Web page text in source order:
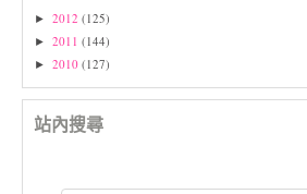
► 2012 (125)
► 2011 (144)
► 2010 (127)
站內搜尋